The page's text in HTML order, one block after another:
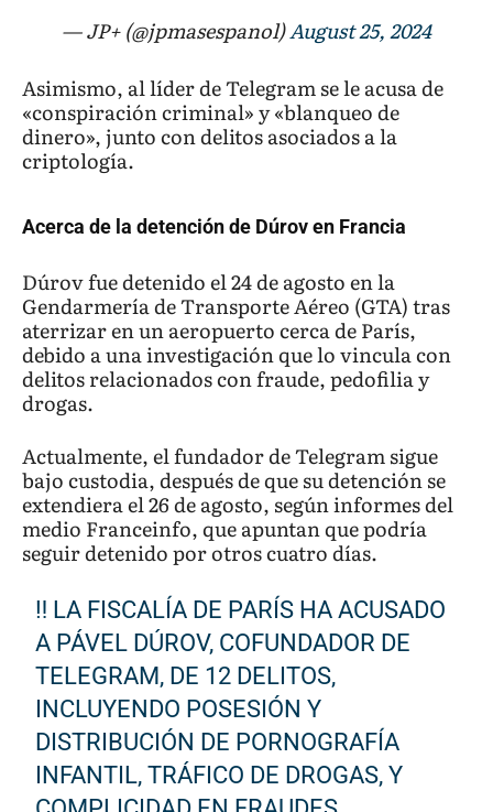
— JP+ (@jpmasespanol)August 25, 2024
Asimismo, al líder de Telegram se le acusa de
«conspiración criminal» y «blanqueo de
dinero», junto con delitos asociados a la
criptología.
Acerca de la detención de Dúrov en Francia
Dúrov fue detenido el 24 de agosto en la
Gendarmería de Transporte Aéreo (GTA) tras
aterrizar en un aeropuerto cerca de París,
debido a una investigación que lo vincula con
delitos relacionados con fraude, pedofilia y
drogas.
Actualmente, el fundador de Telegram sigue
bajo custodia, después de que su detención se
extendiera el 26 de agosto, según informes del
medio Franceinfo, que apuntan que podría
seguir detenido por otros cuatro días.
‼️ LA FISCALÍA DE PARÍS HA ACUSADO
A PÁVEL DÚROV, COFUNDADOR DE
TELEGRAM, DE 12 DELITOS,
INCLUYENDO POSESIÓN Y
DISTRIBUCIÓN DE PORNOGRAFÍA
INFANTIL, TRÁFICO DE DROGAS, Y